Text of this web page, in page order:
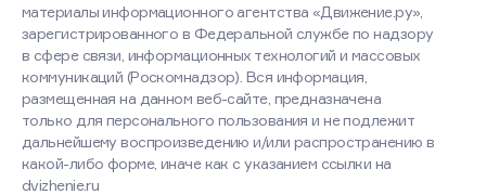
материалы информационного агентства «Движение.ру»,
зарегистрированного в Федеральной службе по надзору
в сфере связи, информационных технологий и массовых
коммуникаций (Роскомнадзор). Вся информация,
размещенная на данном веб-сайте, предназначена
только для персонального пользования и не подлежит
дальнейшему воспроизведению и/или распространению в
какой-либо форме, иначе как с указанием ссылки на
dvizhenie.ru